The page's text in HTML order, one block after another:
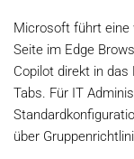
Microsoft führt eine
Seite im Edge
Copilot direkt in
Tabs. Für IT
über